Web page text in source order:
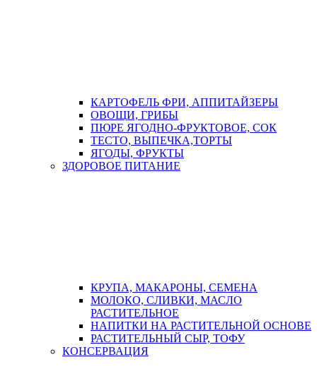
КАРТОФЕЛЬ ФРИ, АППИТАЙЗЕРЫ
ОВОЩИ, ГРИБЫ
ПЮРЕ ЯГОДНО-ФРУКТОВОЕ, СОК
ТЕСТО, ВЫПЕЧКА,ТОРТЫ
ЯГОДЫ, ФРУКТЫ
ЗДОРОВОЕ ПИТАНИЕ
КРУПА, МАКАРОНЫ, СЕМЕНА
МОЛОКО, СЛИВКИ, МАСЛО
РАСТИТЕЛЬНОЕ
НАПИТКИ НА РАСТИТЕЛЬНОЙ ОСНОВЕ
РАСТИТЕЛЬНЫЙ СЫР, ТОФУ
КОНСЕРВАЦИЯ